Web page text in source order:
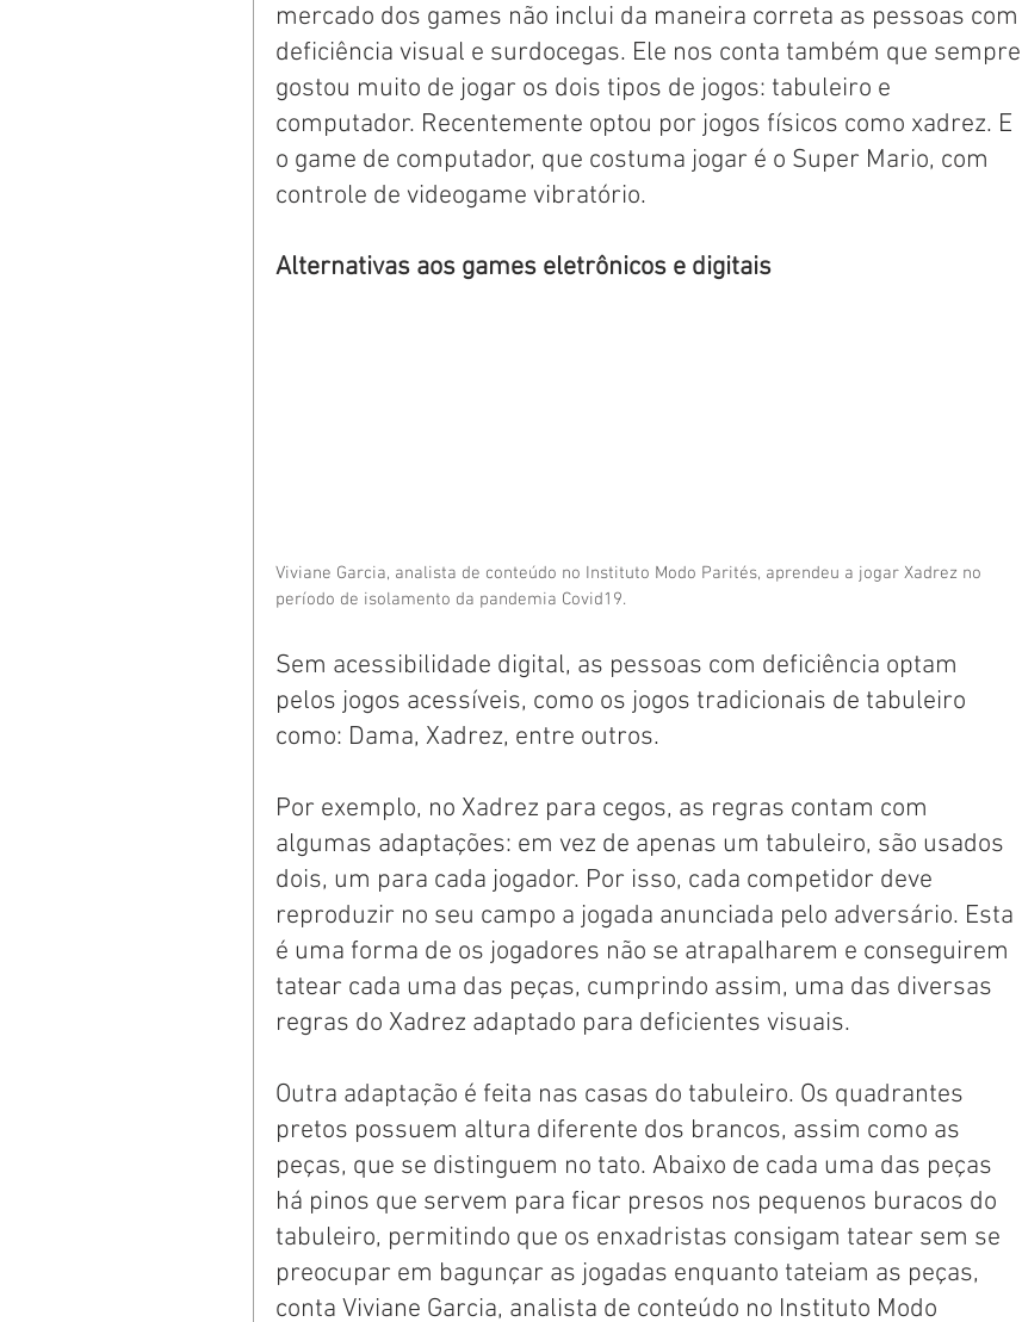
mercado dos games não inclui da maneira correta as pessoas com
deficiência visual e surdocegas. Ele nos conta também que sempre
gostou muito de jogar os dois tipos de jogos: tabuleiro e
computador. Recentemente optou por jogos físicos como xadrez. E
o game de computador, que costuma jogar é o Super Mario, com
controle de videogame vibratório.
Alternativas aos games eletrônicos e digitais
Viviane Garcia, analista de conteúdo no Instituto Modo Parités, aprendeu a jogar Xadrez no
período de isolamento da pandemia Covid19.
Sem acessibilidade digital, as pessoas com deficiência optam
pelos jogos acessíveis, como os jogos tradicionais de tabuleiro
como: Dama, Xadrez, entre outros.
Por exemplo, no Xadrez para cegos, as regras contam com
algumas adaptações: em vez de apenas um tabuleiro, são usados
dois, um para cada jogador. Por isso, cada competidor deve
reproduzir no seu campo a jogada anunciada pelo adversário. Esta
é uma forma de os jogadores não se atrapalharem e conseguirem
tatear cada uma das peças, cumprindo assim, uma das diversas
regras do Xadrez adaptado para deficientes visuais.
Outra adaptação é feita nas casas do tabuleiro. Os quadrantes
pretos possuem altura diferente dos brancos, assim como as
peças, que se distinguem no tato. Abaixo de cada uma das peças
há pinos que servem para ficar presos nos pequenos buracos do
tabuleiro, permitindo que os enxadristas consigam tatear sem se
preocupar em bagunçar as jogadas enquanto tateiam as peças,
conta Viviane Garcia, analista de conteúdo no Instituto Modo